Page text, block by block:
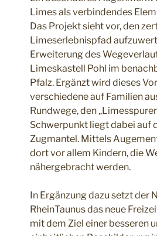
Limes als verbindendes
Das Projekt sieht vor, den
Limeserlebnispfad
Erweiterung des
Limeskastell Pohl im
Pfalz. Ergänzt wird dieses
verschiedene auf Familien
Rundwege, den
Schwerpunkt liegt dabei auf
Zugmantel. Mittels
dort vor allem Kindern, die
nähergebracht werden.
In Ergänzung dazu setzt der
RheinTaunus das neue
mit dem Ziel einer besseren